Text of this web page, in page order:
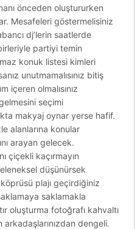
önceden oluştururken
Mesafeleri göstermelisiniz
dj’lerin saatlerde
partiyi temin
konuk listesi kimleri
unutmamalısınız bitiş
içeren olmalısınız
seçimi
makyaj oynar yerse hafif.
alanlarına konular
arayan gelecek.
çiçekli kaçırmayın
düşünürsek
plajı geçirdiğiniz
saklamakla
oluşturma fotoğrafı kahvaltı
dengeli.